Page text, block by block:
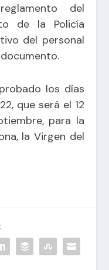
del
de la Policía
del personal
los días
que será el 12
para la
la Virgen del